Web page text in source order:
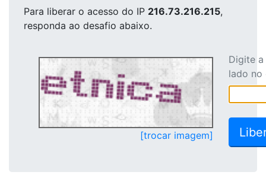
Para liberar o acesso do IP 216.73.216.215,
responda ao desafio abaixo.
[trocar imagem]
Digite
lado no